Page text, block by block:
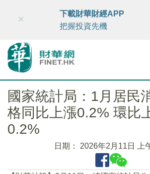
財華智庫網 FINTV FINMETA
×
下載財華財經APP
把握投資先機
國家統計局：1月居民
格同比上漲0.2% 環比
0.2%
日期： 2026年2月11日 上